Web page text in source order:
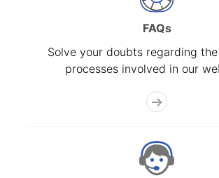
FAQs
Solve your doubts regarding
processes involved in our